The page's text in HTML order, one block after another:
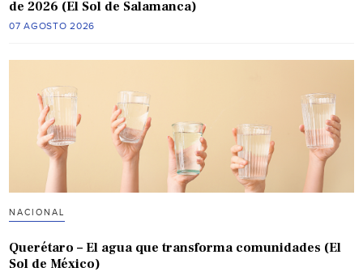
de 2026 (El Sol de Salamanca)
07 AGOSTO 2026
NACIONAL
Querétaro – El agua que transforma comunidades (El
Sol de México)